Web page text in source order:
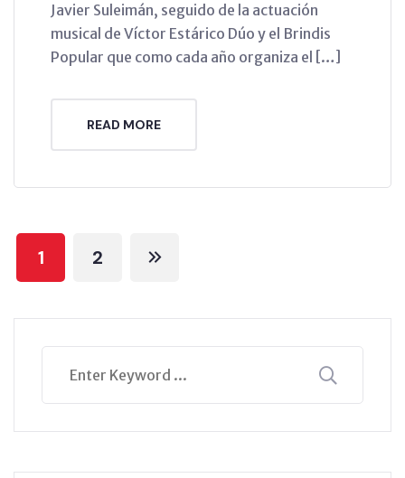
Javier Suleimán, seguido de la actuación
musical de Víctor Estárico Dúo y el Brindis
Popular que como cada año organiza el […]
READ MORE
1 2